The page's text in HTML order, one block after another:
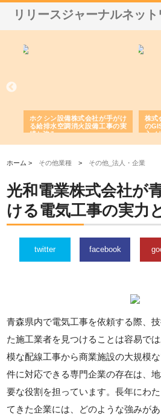
リリースジャーナルネット
ホクシン設備株式会社が手がけ
る給排水空調消火設備工事の実
績と強み
株式
の
入メ
ホーム > その他業種 > その他_法人・企業
光和電業株式会社が
ける電気工事の実力
twitter facebook
青森県内で電気工事を依頼する際、
た施工業者を見つけることは容易で
模な配線工事から商業施設の大規模
件に対応できる専門企業の存在は、
要な役割を担っています。長年にわ
てきた企業には、どのような強みがあ